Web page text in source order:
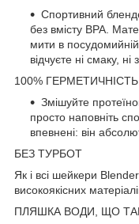
Спортивний
без вмісту BPA.
мити в
відчуєте ні смаку,
100% ГЕРМЕТИЧНІСТЬ
Змішуйте
просто наповніть
впевнені: він
БЕЗ ТУРБОТ
Як і всі шейкери
високоякісних
ПЛЯШКА ВОДИ, ЩО